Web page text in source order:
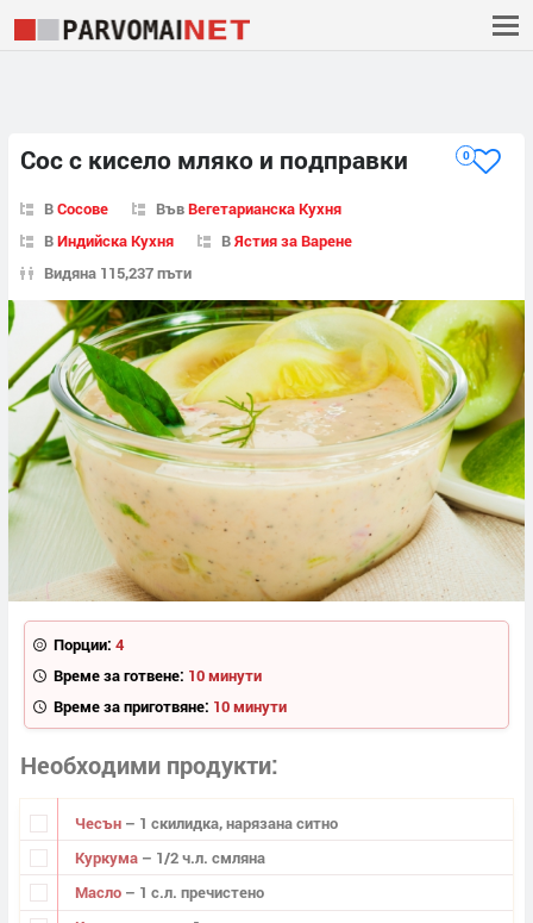
Сос с кисело мляко и подправки 0
ВСосове ВъвВегетарианска Кухня
ВИндийска Кухня ВЯстия за Варене
Видяна 115,237 пъти
Порции: 4
Време за готвене: 10 минути
Време за приготвяне: 10 минути
Необходими продукти
Чесън – 1 скилидка, нарязана ситно
Куркума – 1/2 ч.л. смляна
Масло – 1 с.л. пречистено